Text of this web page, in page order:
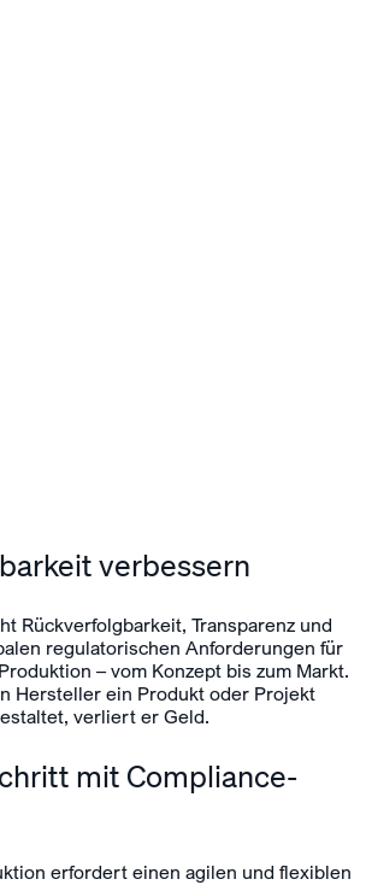
verbessern
Rückverfolgbarkeit, Transparenz und
regulatorischen Anforderungen für
– vom Konzept bis zum Markt.
Hersteller ein Produkt oder Projekt
verliert er Geld.
mit Compliance-
erfordert einen agilen und flexiblen